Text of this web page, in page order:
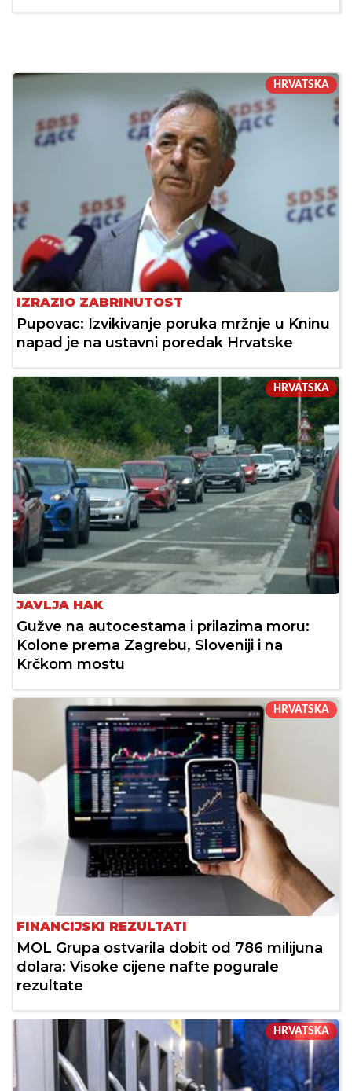
HRVATSKA
IZRAZIO ZABRINUTOST
Pupovac: Izvikivanje poruka mržnje u Kninu
napad je na ustavni poredak Hrvatske
HRVATSKA
JAVLJA HAK
Gužve na autocestama i prilazima moru:
Kolone prema Zagrebu, Sloveniji i na
Krčkom mostu
HRVATSKA
FINANCIJSKI REZULTATI
MOL Grupa ostvarila dobit od 786 milijuna
dolara: Visoke cijene nafte pogurale
rezultate
HRVATSKA